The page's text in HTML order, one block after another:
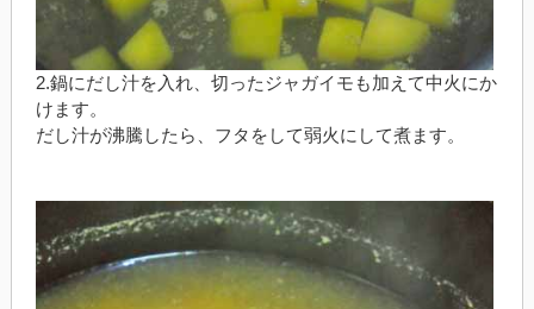
2.鍋にだし汁を入れ、切ったジャガイモも加えて中火にか
けます。
だし汁が沸騰したら、フタをして弱火にして煮ます。